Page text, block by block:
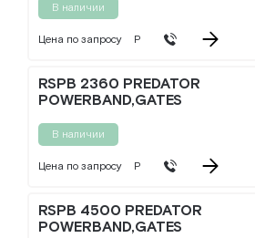
В наличии
Цена по запросу Р
RSPB 2360 PREDATOR
POWERBAND,GATES
В наличии
Цена по запросу Р
RSPB 4500 PREDATOR
POWERBAND,GATES